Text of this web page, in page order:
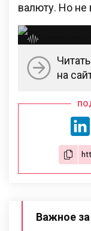
валюту. Но
на
Важное за